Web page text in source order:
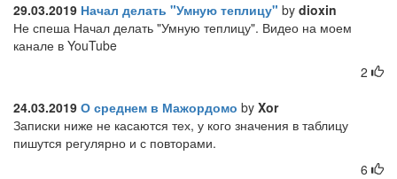
29.03.2019 Начал делать "Умную теплицу" by dioxin
Не спеша Начал делать "Умную теплицу". Видео на моем
канале в YouTube
2
24.03.2019 О среднем в Мажордомо by Xor
Записки ниже не касаются тех, у кого значения в таблицу
пишутся регулярно и с повторами.
6